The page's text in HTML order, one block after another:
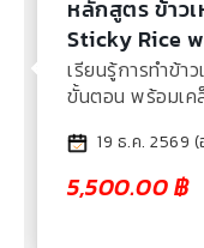
หลักสูตร ข้าว
Sticky Rice
Dec 2026
เรียนรู้การทำข้า
ขั้นตอน พร้อมเค
19 ธ.ค. 2569
5,500.00฿